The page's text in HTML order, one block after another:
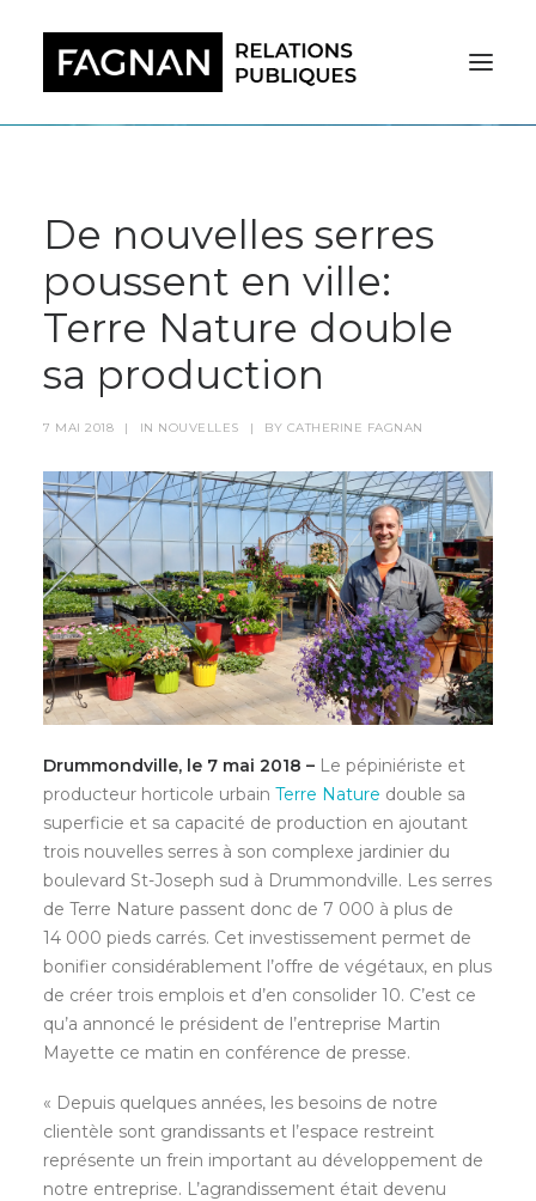
RECHERCHE
De nouvelles serres
poussent en ville:
Terre Nature double
sa production
7 MAI 2018 | IN NOUVELLES | BY CATHERINE FAGNAN
Drummondville, le 7 mai 2018 – Le pépiniériste et
producteur horticole urbain Terre Nature double sa
superficie et sa capacité de production en ajoutant
trois nouvelles serres à son complexe jardinier du
boulevard St-Joseph sud à Drummondville. Les serres
de Terre Nature passent donc de 7 000 à plus de
14 000 pieds carrés. Cet investissement permet de
bonifier considérablement l’offre de végétaux, en plus
de créer trois emplois et d’en consolider 10. C’est ce
qu’a annoncé le président de l’entreprise Martin
Mayette ce matin en conférence de presse.
« Depuis quelques années, les besoins de notre
clientèle sont grandissants et l’espace restreint
représente un frein important au développement de
notre entreprise. L’agrandissement était devenu